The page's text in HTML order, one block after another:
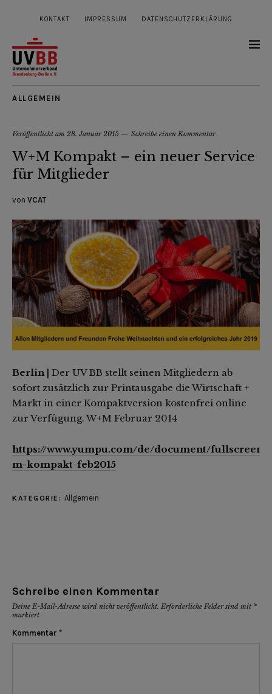
KONTAKT IMPRESSUM DATENSCHUTZERKLÄRUNG
ALLGEMEIN
Veröffentlicht am 28. Januar 2015 Schreibe einen Kommentar
W+M Kompakt – ein neuer Service
für Mitglieder
von VCAT
Berlin | Der UV BB stellt seinen Mitgliedern ab
sofort zusätzlich zur Printausgabe die Wirtschaft +
Markt in einer Kompaktversion kostenfrei online
zur Verfügung.W+M Februar 2014
https://www.yumpu.com/de/document/fullscreen/
m-kompakt-feb2015
KATEGORIE: Allgemein
Schreibe einen Kommentar
Deine E-Mail-Adresse wird nicht veröffentlicht. Erforderliche Felder sind mit *
markiert
Kommentar *